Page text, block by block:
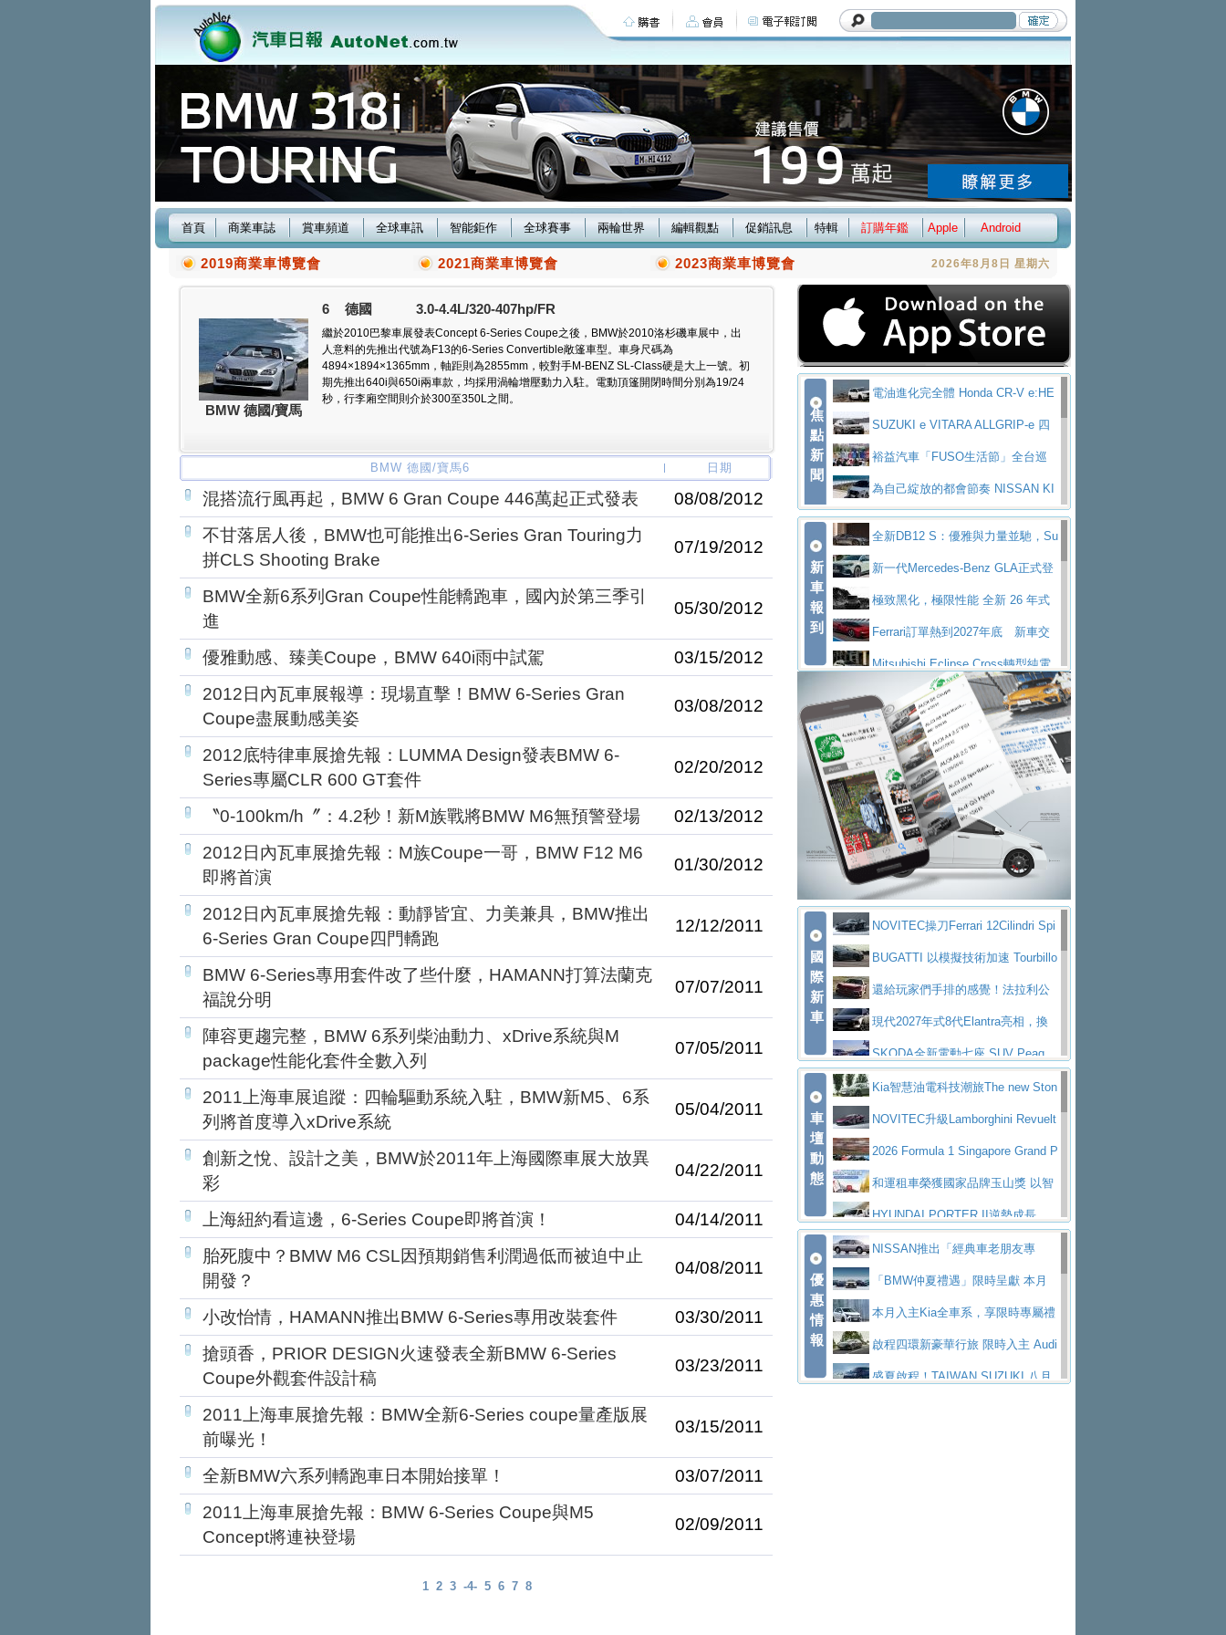
首頁 商業車誌 賞車頻道 全球車訊 智能鉅作 全球賽事 兩輪世界 編輯觀點 促銷訊息 特輯 訂購年鑑 Apple Android
2019商業車博覽會 2021商業車博覽會 2023商業車博覽會 2026年8月8日 星期六
BMW 德國/寶馬
6 德國 3.0-4.4L/320-407hp/FR
繼於2010巴黎車展發表Concept 6-Series Coupe之後，BMW於2010洛杉磯車展中，出
人意料的先推出代號為F13的6-Series Convertible敞篷車型。車身尺碼為
4894×1894×1365mm，軸距則為2855mm，較對手M-BENZ SL-Class硬是大上一號。初
期先推出640i與650i兩車款，均採用渦輪增壓動力入駐。電動頂篷開閉時間分別為19/24
秒，行李廂空間則介於300至350L之間。
BMW 德國/寶馬6 日期
混搭流行風再起，BMW 6 Gran Coupe 446萬起正式發表
08/08/2012
不甘落居人後，BMW也可能推出6-Series Gran Touring力
拼CLS Shooting Brake
07/19/2012
BMW全新6系列Gran Coupe性能轎跑車，國內於第三季引
進
05/30/2012
優雅動感、臻美Coupe，BMW 640i雨中試駕
03/15/2012
2012日內瓦車展報導：現場直擊！BMW 6-Series Gran
Coupe盡展動感美姿
03/08/2012
2012底特律車展搶先報：LUMMA Design發表BMW 6-
Series專屬CLR 600 GT套件
02/20/2012
〝0-100km/h〞：4.2秒！新M族戰將BMW M6無預警登場
02/13/2012
2012日內瓦車展搶先報：M族Coupe一哥，BMW F12 M6
即將首演
01/30/2012
2012日內瓦車展搶先報：動靜皆宜、力美兼具，BMW推出
6-Series Gran Coupe四門轎跑
12/12/2011
BMW 6-Series專用套件改了些什麼，HAMANN打算法蘭克
福說分明
07/07/2011
陣容更趨完整，BMW 6系列柴油動力、xDrive系統與M
package性能化套件全數入列
07/05/2011
2011上海車展追蹤：四輪驅動系統入駐，BMW新M5、6系
列將首度導入xDrive系統
05/04/2011
創新之悅、設計之美，BMW於2011年上海國際車展大放異
彩
04/22/2011
上海紐約看這邊，6-Series Coupe即將首演！
04/14/2011
胎死腹中？BMW M6 CSL因預期銷售利潤過低而被迫中止
開發？
04/08/2011
小改怡情，HAMANN推出BMW 6-Series專用改裝套件
03/30/2011
搶頭香，PRIOR DESIGN火速發表全新BMW 6-Series
Coupe外觀套件設計稿
03/23/2011
2011上海車展搶先報：BMW全新6-Series coupe量產版展
前曝光！
03/15/2011
全新BMW六系列轎跑車日本開始接單！
03/07/2011
2011上海車展搶先報：BMW 6-Series Coupe與M5
Concept將連袂登場
02/09/2011
1 2 3-4- 5 6 7 8
焦
點
新
聞
電油進化完全體 Honda CR-V e:HE
V PrestigeSUZUKI e VITARA ALLGRIP-e 四
驅精神的純電新詮釋
裕益汽車「FUSO生活節」全台巡
迴 結合生活體驗、交通安全與購車優惠
為自己綻放的都會節奏 NISSAN KI
CKS SAKURA為品味獨具層峰買家打造的頂級座
駕，MAZDA CX-90 33T AWD Premium Ca
ptain Seat
EV
技的座駕! Ford Territory中型油電休旅
SO Super Great今日在台登場，結合先進安
ntis四品牌經銷權，全新多品牌旗艦展示中
心開幕啟用
屏東特搜大隊再添新利器 SITRAK
救助器材車買氣不衰、SUZUKI經銷商勇於開啟
全新大店，新北都鈴木占地500坪土城旗艦
展示中心開幕
2025第七屆ISUZU運轉職人挑戰賽
熱血登場 展現極致車技與專業職人精神
H2GP世界總決賽圓滿落幕 台灣團
隊表現精彩淨零減碳指標性應用 純電動水泥預
拌車 消防車除了滅火裝備還需要什麼？
一探SITRAK “準” 消防車的究竟
大益金龍初試啼聲，汽柴油5噸貨車
不是對手正宗年鑑2025年全球自動車年鑑1月
下旬問世！2024第六屆ISUZU運轉職人挑戰賽
首度前進南台灣熱烈開戰
豪華電能休旅新星 Audi Q4 Sportba
ck 55 e-tron S lineScania Taiwan 逆風而行，加深力
道投資布局
新
車
報
到
全新DB12 S：優雅與力量並馳，Su
per Tourer的顛峰之作
新一代Mercedes-Benz GLA正式登
場 續航最高657公里、支援320kW快充
極致黑化，極限性能 全新 26 年式
DEFENDER OCTA BLACK 限量登台
Ferrari訂單熱到2027年底 新車交
付至少得等一年以上
Mitsubishi Eclipse Cross轉型純電
休旅 87kWh電池續航超過600公里
全新BMW 318i Touring豪華旅行車
全台限量200台 進化現型
不等零關稅的紅利，Jeep品牌今日
起展開首批車交車
Volvo EX60 即將叩關，靜肅性、底
盤與數位介面搶先揭露
Audi Q9 將於 2026 年底上市 旗艦
大型 SUV 鎖定七人座豪華市場
BMW攜手漫威電影【蜘蛛人：重生
日】 Skoda 發表全新 Peaq 內裝：七人
座純電旗艦 SUV，行李廂最大可達 935 公
升
全新純電 Mercedes-Benz C 400 4
MATIC Electric 登場
奢華與科技大躍進，MAZDA全新3
代CX-5全方位進化提前亮相並展開預售94.9
萬起
馬自達公布 2027 年式 MX-5 更
新，新增 Yakudo 特別版
Skoda Peaq 發表全新電動動力系
統 最長續航逾 640 公里、支援雙向供電
BMW M2 首度導入 xDrive 四驅，
美國與瑞士需求成關鍵推手
The all-new T-Roc 魅力 自成焦點
Maserati GT2 Stradale「Tribute to
MC12」全球首度亮相
迎接 RANGE ROVER 品牌家族第
五位成員 全新 RANGE ROVER GT 預告登
場
造型華麗時尚、科技座艙再進化，P
eugeot 208小改款發表上市94.8萬起
國
際
新
車
NOVITEC操刀Ferrari 12Cilindri Spi
der 碳纖維空力、鍛造輪圈與Inconel排氣
上身
BUGATTI 以模擬技術加速 Tourbillo
n 動態開發還給玩家們手排的感覺！法拉利公
布12Cilidri Manaule手排超跑產品細節
現代2027年式8代Elantra亮相，換
裝更銳利的造型、更先進的資訊娛樂系統及
更高效的動力
SKODA全新電動七座 SUV Peaq
問世，擁有品牌史上最寬敞且豪華的座艙
AUDI推出首款高性能油電超跑Nuvo
lari，0到100公里加速2.6秒、極速350公里
／小時
百年三叉戟傳奇再啟程 Maserati 重
返 1000 Miglia 傳承競速榮耀
法拉利首款純電跑車Luce亮相，最
大馬力超過1000匹並具備530公里最大續航
里程
小車大空間、座艙科技更先進，SK
ODA發表全新純電跨界休旅Eipq祭平民化車
價89萬起
賓士AMG.EA專屬平台首作，Merc
edes-AMG 全新GT 4-Door Coupe全球首發
福斯推出首款GTI純電性能掀背ID.
Polo GTI，擁有226匹馬力和零百加速 6.8
秒的實力
Jaguar 公布四門 GT車款正式車名
為JAGUAR TYPE 01
終於跟上進度，LEXUS發表首款三
排六座純電旗艦休旅 TZ
有錢也買不到的Golf R！福斯打造
全新Golf R 24h賽車將挑戰紐柏林24小時耐
SKODA公布全新小型純電跨界休旅
車
壇
動
態
Kia智慧油電科技潮旅The new Ston
ic 1-7月累計銷量創歷史新高
NOVITEC升級Lamborghini Revuelt
o 綜效輸出增至1,048匹
2026 Formula 1 Singapore Grand P
rix 新加坡大獎賽 Audi 極速之旅開放報名
和運租車榮獲國家品牌玉山獎 以智
慧移動與綠能創新
HYUNDAI PORTER II逆勢成長，
勇奪中型貨車銷售冠軍
父親節霸氣獻禮！PGO 威力125 最
低入手價 $60,900 起 省油ｘ安全ｘ大空間
陪爸爸輕鬆
福斯商旅挺頭家 推出「德系質感 精
算圓夢」專案yundai推出AllDayEnergy能源服
務 讓電動車化身行動儲能系統
NISSAN X-TRAIL 上市首月銷量
躋身同級前3名Toyota歐洲純電車銷量翻倍 2026
優
惠
情
報
NISSAN推出「經典車老朋友專
案」 以匠人精神煥新珍品座駕
「BMW仲夏禮遇」限時呈獻 本月
入主即享尊榮豪華五星假期 多元優購方案
同步實施
本月入主Kia全車系，享限時專屬禮
遇 啟程四環新豪華行旅 限時入主 Audi
A6 旗艦陣容 低月付5,888元起及3 年乙式險
盛夏啟程！TAIWAN SUZUKI 八月